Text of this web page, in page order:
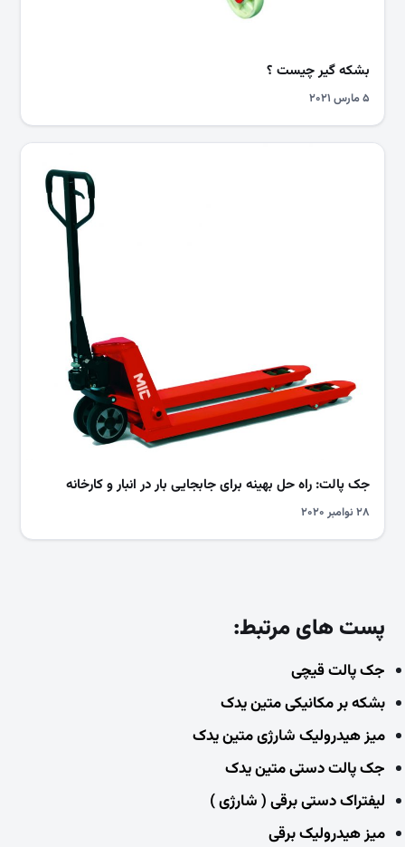
بشکه گیر چیست ؟
۵ مارس ۲۰۲۱
جک پالت: راه حل بهینه برای جابجایی بار در انبار و کارخانه
۲۸ نوامبر ۲۰۲۰
پست های مرتبط:
جک پالت قیچی
بشکه بر مکانیکی متین یدک
میز هیدرولیک شارژی متین یدک
جک پالت دستی متین یدک
لیفتراک دستی برقی ( شارژی )
میز هیدرولیک برقی